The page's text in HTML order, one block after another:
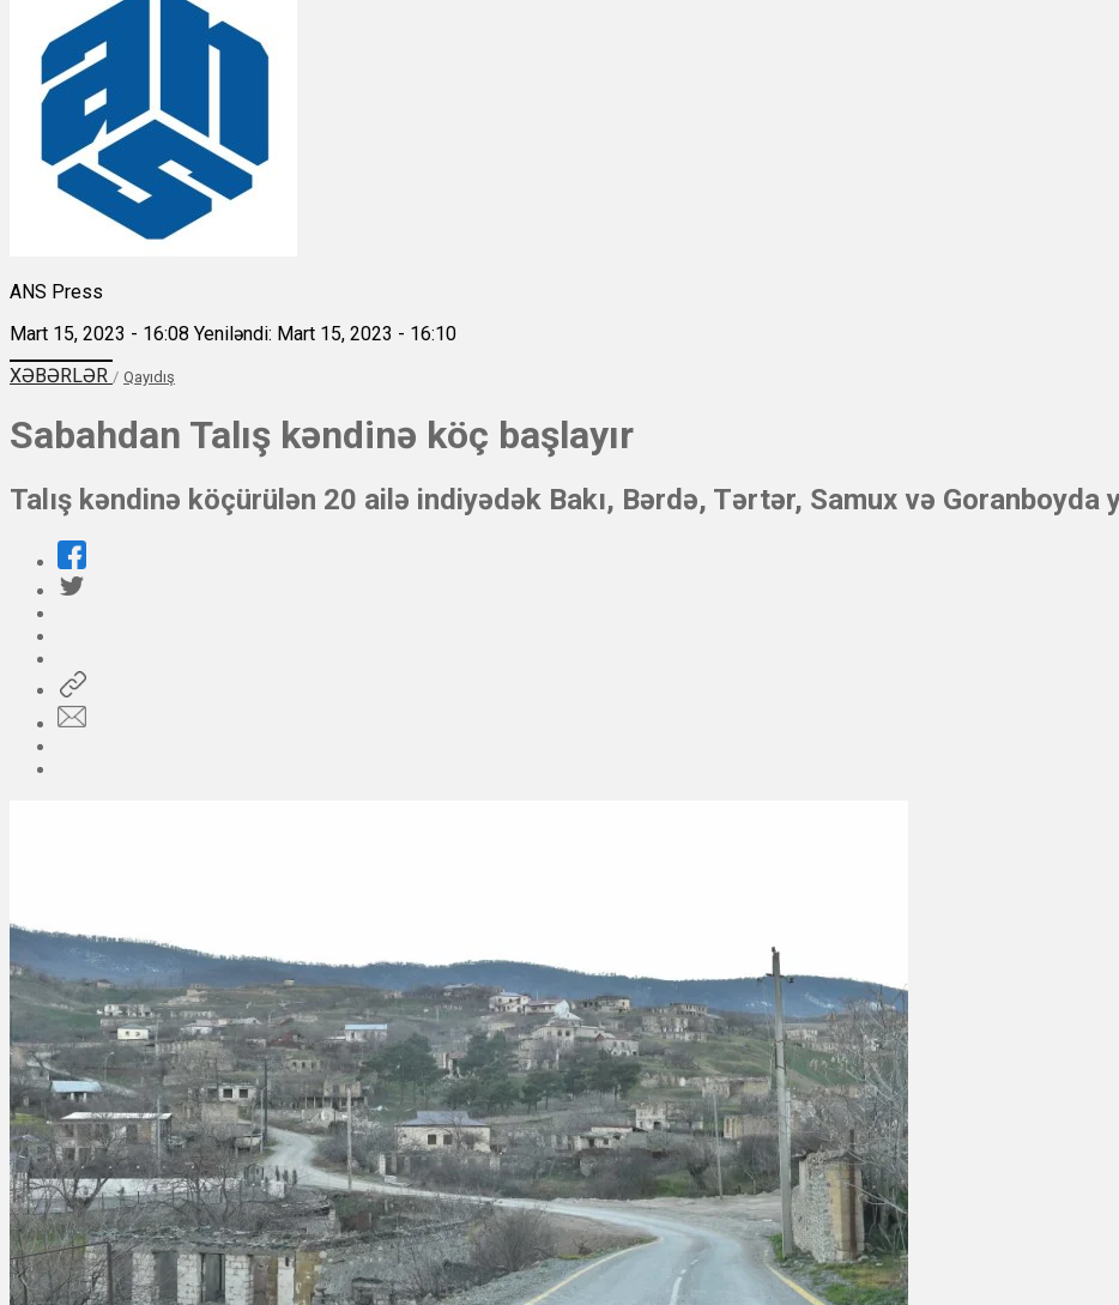
ANS Press
Mart 15, 2023 - 16:08 Yeniləndi: Mart 15, 2023 - 16:10
XƏBƏRLƏR / Qayıdış
Sabahdan Talış kəndinə köç başlayır
Talış kəndinə köçürülən 20 ailə indiyədək Bakı, Bərdə, Tərtər, Samux və Goranboyda